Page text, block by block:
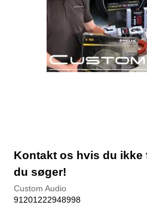
Kontakt os hvis du ikke
du søger!
Custom Audio
91201222948998